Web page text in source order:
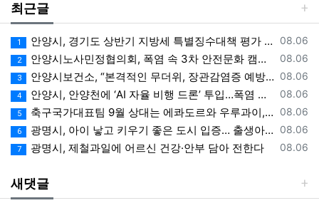
최근글
등록일
08.06
1 안양시, 경기도 상반기 지방세 특별징수대책 평가 ‘우수상’
등록일
08.06
2 안양시노사민정협의회, 폭염 속 3차 안전문화 캠페인 전개
등록일
08.06
3 안양시보건소, “본격적인 무더위, 장관감염증 예방에 각별한 주의 필요”
등록일
08.06
4 안양시, 안양천에 ‘AI 자율 비행 드론’ 투입…폭염 속 온열 질환 예방 계도
등록일
08.06
5 축구국가대표팀 9월 상대는 에콰도르와 우루과이, 9.10월 A매치 4연전 상대 모두 확정
등록일
08.06
6 광명시, 아이 낳고 키우기 좋은 도시 입증… 출생아 증가율 경기도 1위
등록일
08.06
7 광명시, 제철과일에 어르신 건강·안부 담아 전한다
새댓글